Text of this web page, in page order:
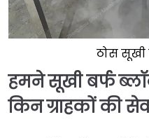
ठोस
हमने सूखी बर्फ
किन ग्राहकों की